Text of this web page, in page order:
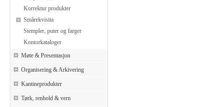
Korrektur produkter
Smårekvisita
Stempler, puter og farger
Kontorkataloger
Møte & Presentasjon
Organisering & Arkivering
Kantineprodukter
Tørk, renhold & vern